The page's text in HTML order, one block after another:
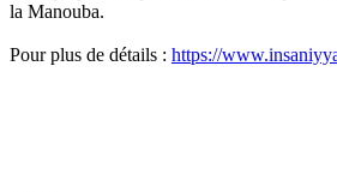
la Manouba.
Pour plus de détails : https://